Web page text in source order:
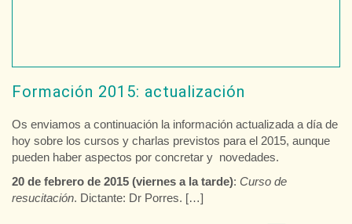
Formación 2015: actualización
Os enviamos a continuación la información actualizada a día de
hoy sobre los cursos y charlas previstos para el 2015, aunque
pueden haber aspectos por concretar y novedades.
20 de febrero de 2015 (viernes a la tarde): Curso de
resucitación. Dictante: Dr Porres. […]